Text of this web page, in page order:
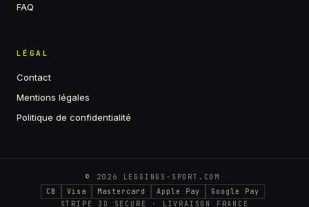
FAQ
LÉGAL
Contact
Mentions légales
Politique de confidentialité
© 2026 LEGGINGS-SPORT.COM ·
CB Visa Mastercard Apple Pay Google Pay ·
STRIPE 3D SECURE · LIVRAISON FRANCE